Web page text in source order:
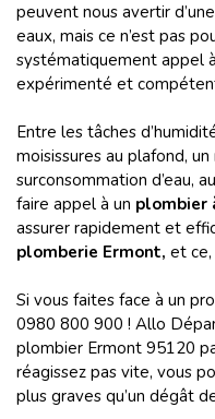
peuvent nous avertir
eaux, mais ce n’est pas
systématiquement appel
expérimenté et
Entre les tâches
moisissures au plafond,
surconsommation d’eau,
faire appel à un plombier
assurer rapidement et
plomberie Ermont, et ce,
Si vous faites face à un
0980 800 900 ! Allo
plombier Ermont 95120
réagissez pas vite, vous
plus graves qu’un dégât